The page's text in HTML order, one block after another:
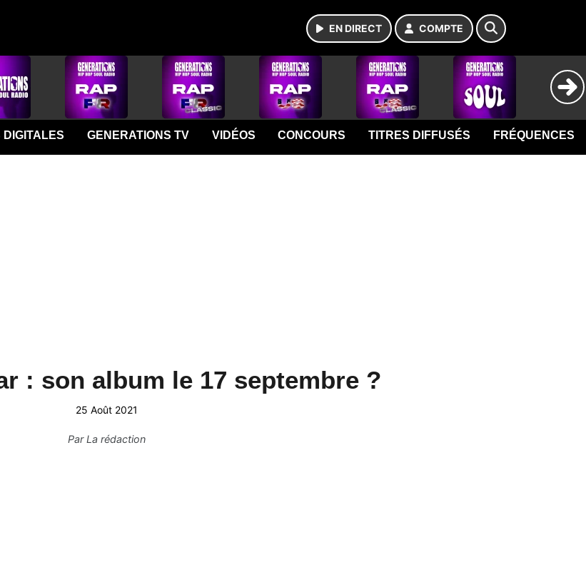
EN DIRECT COMPTE
DIGITALES GENERATIONS TV VIDÉOS CONCOURS TITRES DIFFUSÉS FRÉQUENCES
: son album le 17 septembre ?
25 Août 2021
ParLa rédaction